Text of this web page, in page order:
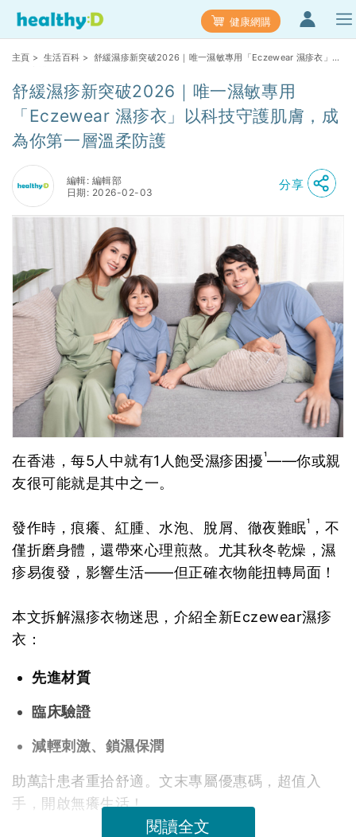
健康網購
主頁 > 生活百科 > 舒緩濕疹新突破2026｜唯一濕敏專用「Eczewear 濕疹衣」以
舒緩濕疹新突破2026｜唯一濕敏專用
「Eczewear 濕疹衣」以科技守護肌膚，成
為你第一層溫柔防護
編輯: 編輯部
日期: 2026-02-03
分享
在香港，每5人中就有1人飽受濕疹困擾¹——你或親
友很可能就是其中之一。
發作時，痕癢、紅腫、水泡、脫屑、徹夜難眠¹ ，不
僅折磨身體，還帶來心理煎熬。尤其秋冬乾燥，濕
疹易復發，影響生活——但正確衣物能扭轉局面！
本文拆解濕疹衣物迷思，介紹全新Eczewear濕疹
衣：
先進材質
臨床驗證
減輕刺激、鎖濕保潤
助萬計患者重拾舒適。文末專屬優惠碼，超值入
手，開啟無癢生活！
閱讀全文